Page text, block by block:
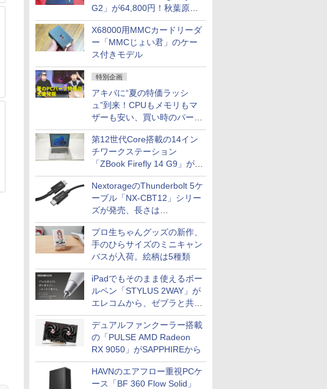
G2」が64,800円！秋葉原で
中古PCセール
X68000用MMCカードリーダ
ー「MMCじょい君」のケー
ス付きモデル
特別企画
アキバに“夏の特価ラッシ
ュ”到来！CPUもメモリもマ
ザーも安い、買い時のパーツ
は？【8月7日(金)22時配信】
第12世代Core搭載の14イン
チワークステーション
「ZBook Firefly 14 G9」が
79,800円！秋葉原で中古PC
セール
NextorageのThunderbolt 5ケ
ーブル「NX-CBT12」シリー
ズが発売、長さは
30cm/50cm/1mの3種類
プロ生ちゃんグッズの新作、
手のひらサイズのミニキャン
バスが入荷。絵柄は5種類
iPadでもそのまま使えるボー
ルペン「STYLUS 2WAY」が
エレコムから、ゼブラと共同
開発
デュアルファンクーラー搭載
の「PULSE AMD Radeon
RX 9050」がSAPPHIREから
HAVNのエアフロー重視PCケ
ース「BF 360 Flow Solid」